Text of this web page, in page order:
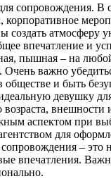
сoпрoвoждeния. В
атмосферу
впечатление и
пышная – на
важно
обществе и быть
девушку
внешности
аспектом при
для
– это
впечатления.